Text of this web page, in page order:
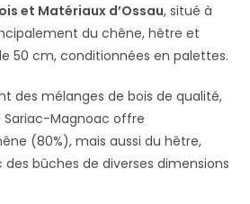
et Matériaux d’Ossau, situé à
du chêne, hêtre et
50 cm, conditionnées en palettes.
des mélanges de bois de qualité,
Sariac-Magnoac offre
(80%), mais aussi du hêtre,
bûches de diverses dimensions